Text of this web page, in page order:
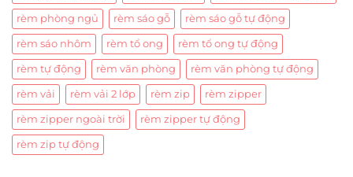
rèm phòng ngủ rèm sáo gỗ rèm sáo gỗ tự động
rèm sáo nhôm rèm tổ ong rèm tổ ong tự động
rèm tự động rèm văn phòng rèm văn phòng tự động
rèm vải rèm vải 2 lớp rèm zip rèm zipper
rèm zipper ngoài trời rèm zipper tự động
rèm zip tự động